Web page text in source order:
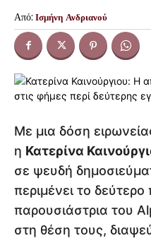
Από: Ισμήνη Ανδριανού
Με μια δόση
η Κατερίνα
σε ψευδή
περιμένει το δεύτερο
παρουσιάστρια του
στη θέση τους,